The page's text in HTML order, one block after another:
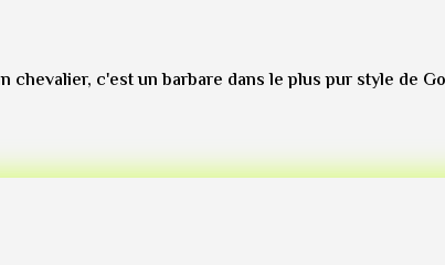
c'est un barbare dans le plus pur style de